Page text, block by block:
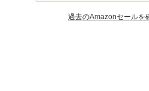
過去のAmazonセールを